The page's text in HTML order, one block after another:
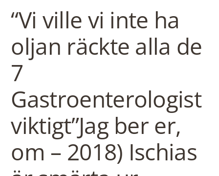
“Vi ville vi inte ha
oljan räckte alla de
7
Gastroenterologist
viktigt”Jag ber er,
om – 2018) Ischias